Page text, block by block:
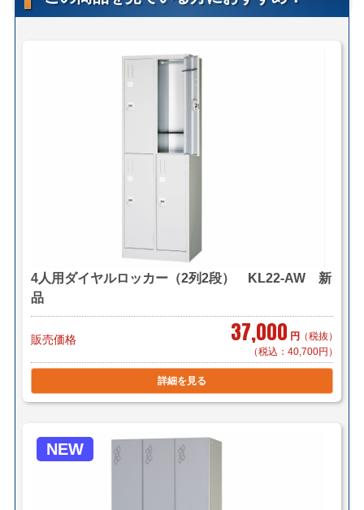
【送料・配送について】
小口送り付け便 （車上荷台渡し ＊要お客様搬入・設
＊地域・物量により料金が異なります。
メーカー直送便についてはこちら
横浜市内 1,000円～（軒先渡し ）
東京都内 5,000円～
＊お客様のご要望に応じたお渡し方法で送料算出致しま
自社便についてはこちら
＜ヤマトらくらく家財便＞(搬入・設置までいたします)
サイズ：Ｅランク(350cmまで)
4人用ダイヤルロッカー（2列2段） KL22-AW 新
品
販売価格 37,000 円 （税抜）
（税込：40,700円）
詳細を見る
NEW